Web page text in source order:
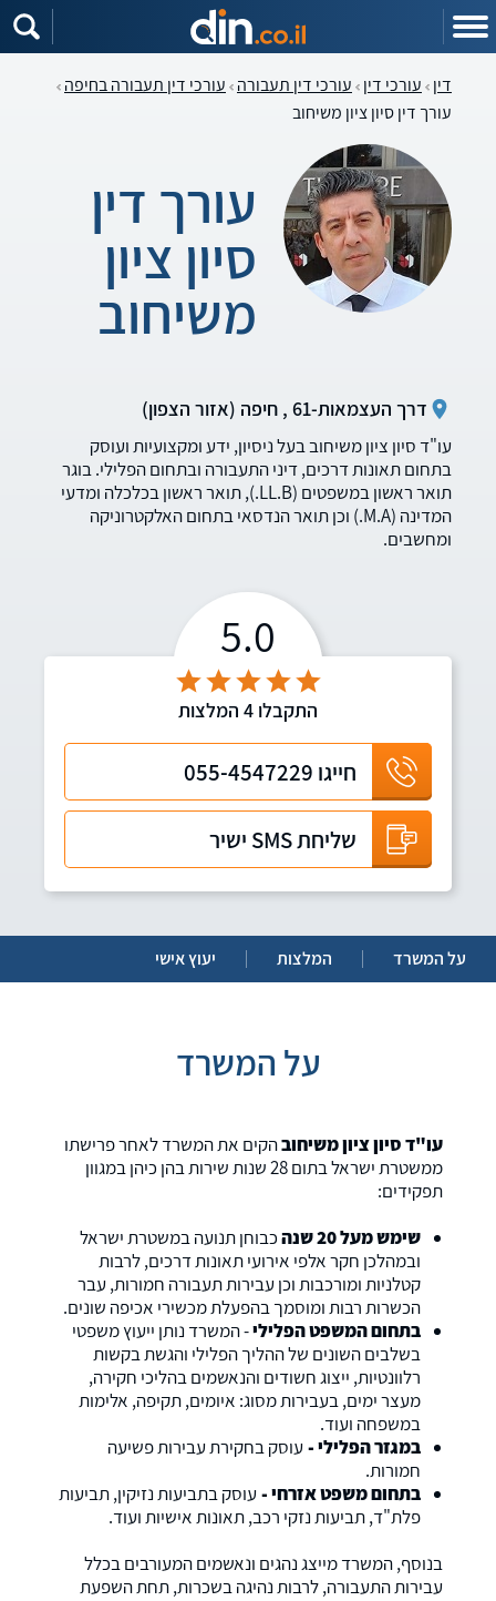
דין עורכי דין עורכי דין תעבורה עורכי דין תעבורה בחיפה
עורך דין סיון ציון משיחוב
עורך דין
סיון ציון
משיחוב
דרך העצמאות-61 , חיפה (אזור הצפון)
עו"ד סיון ציון משיחוב בעל ניסיון, ידע ומקצועיות ועוסק
בתחום תאונות דרכים, דיני התעבורה ובתחום הפלילי. בוגר
תואר ראשון במשפטים (LL.B.), תואר ראשון בכלכלה ומדעי
המדינה (M.A.) וכן תואר הנדסאי בתחום האלקטרוניקה
ומחשבים.
5.0
התקבלו 4 המלצות
חייגו 055-4547229
שליחת SMS ישיר
על המשרד המלצות יעוץ אישי
על המשרד
עו"ד סיון ציון משיחובהקים את המשרד לאחר פרישתו
ממשטרת ישראל בתום 28 שנות שירות בהן כיהן במגוון
תפקידים:
שימשמעל 20 שנה
כבוחן תנועה במשטרת ישראל
ובמהלכן חקר אלפי אירועי תאונות דרכים, לרבות
קטלניות ומורכבות וכן עבירות תעבורה חמורות, עבר
הכשרות רבות ומוסמך בהפעלת מכשירי אכיפה שונים.
בתחום המשפט הפלילי- המשרד נותן ייעוץ משפטי
בשלבים השונים של ההליך הפלילי והגשת בקשות
רלוונטיות, ייצוג חשודים והנאשמים בהליכי חקירה,
מעצר ימים, בעבירות מסוג: איומים, תקיפה, אלימות
במשפחה ועוד.
במגזר הפלילי -עוסק בחקירת עבירות פשיעה
חמורות.
בתחום משפט אזרחי -עוסק בתביעות נזיקין, תביעות
פלת"ד, תביעות נזקי רכב, תאונות אישיות ועוד.
בנוסף, המשרד מייצג נהגים ונאשמים המעורבים בכלל
עבירות התעבורה, לרבות נהיגה בשכרות, תחת השפעת